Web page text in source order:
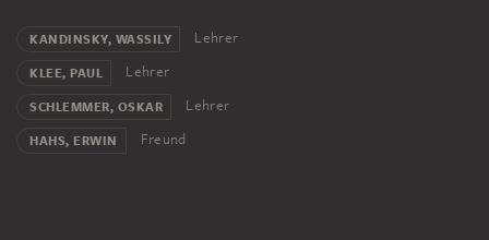
documenta-Ausstellungen sind seine Werke zu sehen.
1955 bis 1970 lehrt er an der Staatlichen Hochschule für
bildende Künste in Kassel. 1974 erhält er das Große
Stern und eröffnet im folgenden Jahr das Fritz-Winter-
KANDINSKY, WASSILY Lehrer
KLEE, PAUL Lehrer
SCHLEMMER, OSKAR Lehrer
HAHS, ERWIN Freund